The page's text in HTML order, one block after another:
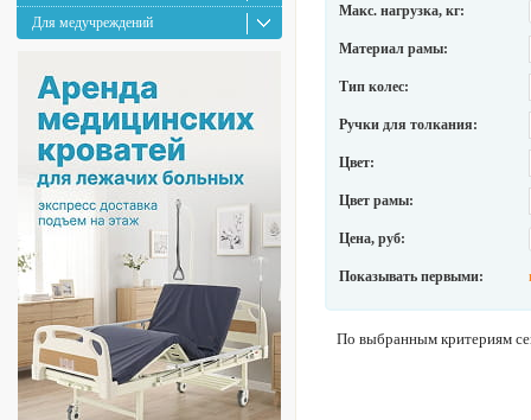
Для медучреждений
Макс. нагрузка, кг:
Материал рамы:
Тип колес:
Ручки для толкания:
Цвет:
Цвет рамы:
Цена, руб:
Показывать первыми:
По выбранным критериям